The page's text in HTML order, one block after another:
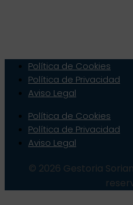
Política de Cookies
Política de Privacidad
Aviso Legal
Política de Cookies
Política de Privacidad
Aviso Legal
© 2026 Gestoria